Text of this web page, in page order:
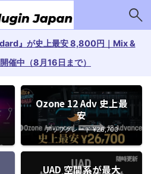
』が史上最安 8,800円｜Mix &
催中（8月16日まで）
Ozone 12 Adv 史上最
安
アップグレード ¥26,700
UAD 空間系が最大